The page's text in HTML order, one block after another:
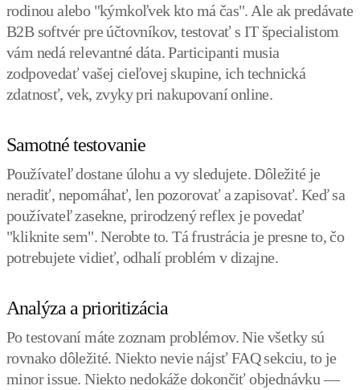
rodinou alebo "kýmkoľvek kto má čas". Ale ak predávate
B2B softvér pre účtovníkov, testovať s IT špecialistom
vám nedá relevantné dáta. Participanti musia
zodpovedať vašej cieľovej skupine, ich technická
zdatnosť, vek, zvyky pri nakupovaní online.
Samotné testovanie
Používateľ dostane úlohu a vy sledujete. Dôležité je
neradiť, nepomáhať, len pozorovať a zapisovať. Keď sa
používateľ zasekne, prirodzený reflex je povedať
"kliknite sem". Nerobte to. Tá frustrácia je presne to, čo
potrebujete vidieť, odhalí problém v dizajne.
Analýza a prioritizácia
Po testovaní máte zoznam problémov. Nie všetky sú
rovnako dôležité. Niekto nevie nájsť FAQ sekciu, to je
minor issue. Niekto nedokáže dokončiť objednávku —